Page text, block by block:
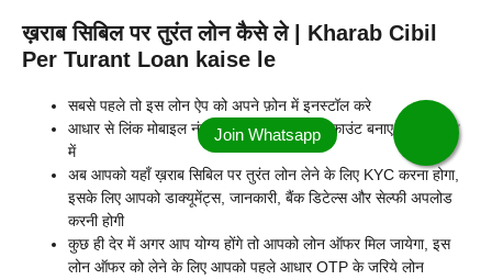
ख़राब सिबिल पर तुरंत लोन कैसे ले | Kharab Cibil
Per Turant Loan kaise le
सबसे पहले तो इस लोन ऐप को अपने फ़ोन में इनस्टॉल करे
आधार से लिंक मोबाइल नंबर का इस्तेमाल करके अकाउंट बनाए इस लोन ऐप
में
अब आपको यहाँ ख़राब सिबिल पर तुरंत लोन लेने के लिए KYC करना होगा,
इसके लिए आपको डाक्यूमेंट्स, जानकारी, बैंक डिटेल्स और सेल्फी अपलोड
करनी होगी
कुछ ही देर में अगर आप योग्य होंगे तो आपको लोन ऑफर मिल जायेगा, इस
लोन ऑफर को लेने के लिए आपको पहले आधार OTP के जरिये लोन